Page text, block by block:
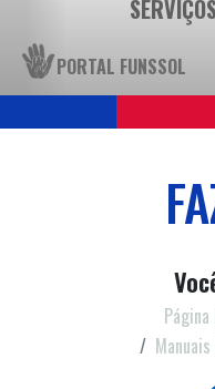
PORTAL FUNSSOL